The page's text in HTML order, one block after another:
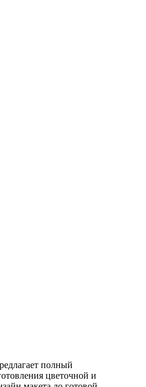
полный
цветочной и